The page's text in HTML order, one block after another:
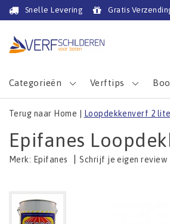
Snelle Levering Gratis
Categorieën Verftips
Terug naar Home Loopdekkenverf 2
Epifanes
Merk: Epifanes |Schrijf je eigen review